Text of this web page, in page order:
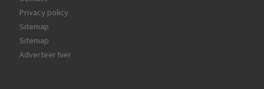
Privacy policy
Sitemap
Sitemap
Adverteer hier